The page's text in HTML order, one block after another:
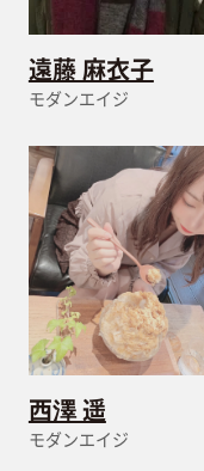
遠藤 麻衣子
モダンエイジ
西澤 遥
モダンエイジ